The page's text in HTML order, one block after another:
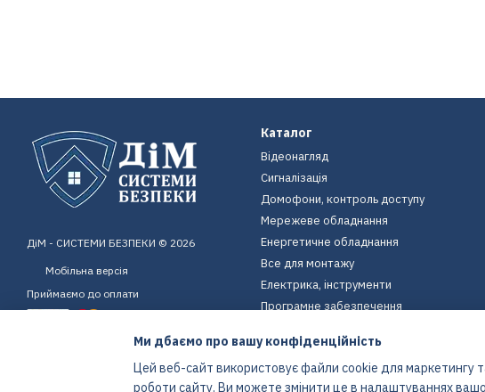
ДіМ - СИСТЕМИ БЕЗПЕКИ © 2026
Мобільна версія
Приймаємо до оплати
Каталог
Відеонагляд
Сигналізація
Домофони, контроль доступу
Мережеве обладнання
Енергетичне обладнання
Все для монтажу
Електрика, інструменти
Програмне забезпечення
Екіпірування
Енергетичне обладнання
Ми дбаємо про вашу конфіденційність
Цей веб-сайт використовує файли cookie для маркетингу
роботи сайту. Ви можете змінити це в налаштуваннях